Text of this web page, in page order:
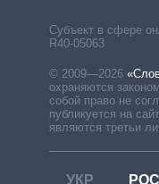
Субъект в сфере
R40-05063
© 2009—2026
охраняются
собой право не
публикуется на
являются третьи
УКР РОС